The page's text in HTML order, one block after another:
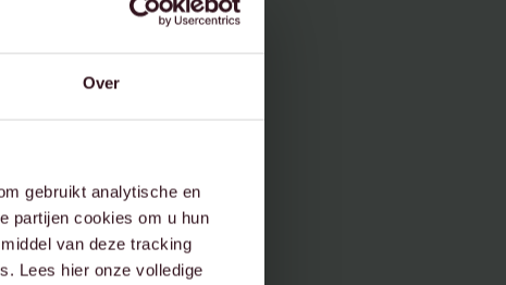
Over
gebruikt analytische en
partijen cookies om u hun
van deze tracking
Lees hier onze volledige